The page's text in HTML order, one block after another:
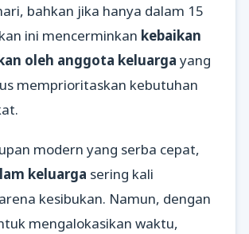
bahkan jika hanya dalam 15
ini mencerminkan kebaikan
oleh anggota keluarga yang
memprioritaskan kebutuhan
modern yang serba cepat,
keluarga sering kali
kesibukan. Namun, dengan
mengalokasikan waktu,